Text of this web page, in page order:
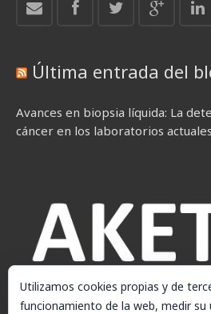
Última entrada del
Avances en biopsia líquida: La
cáncer en los laboratorios actuales
Utilizamos cookies propias y de
funcionamiento de la web, medir